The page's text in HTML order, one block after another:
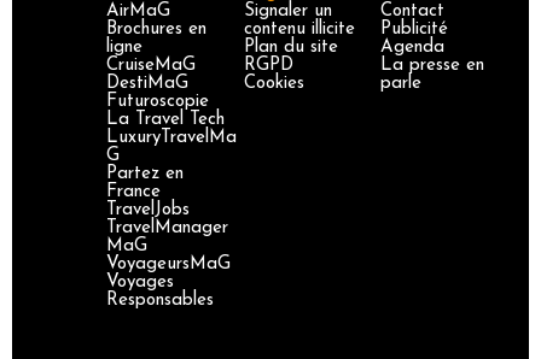
AirMaG
Brochures en
ligne
CruiseMaG
DestiMaG
Futuroscopie
La Travel Tech
LuxuryTravelMa
G
Partez en
France
TravelJobs
TravelManager
MaG
VoyageursMaG
Voyages
Responsables
Signaler un
contenu illicite
Plan du site
RGPD
Cookies
Contact
Publicité
Agenda
La presse en
parle